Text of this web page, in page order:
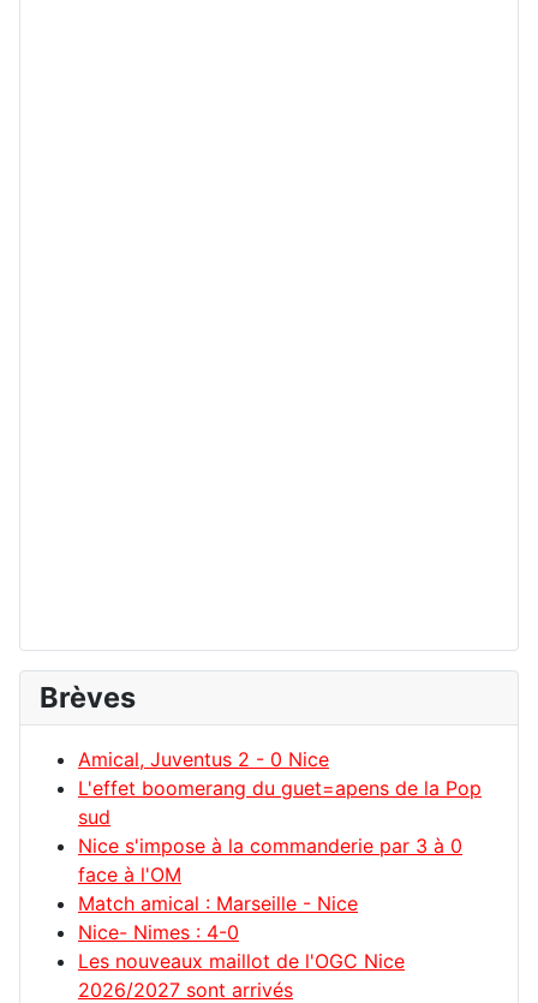
Brèves
Amical, Juventus 2 - 0 Nice
L'effet boomerang du guet=apens de la Pop
sud
Nice s'impose à la commanderie par 3 à 0
face à l'OM
Match amical : Marseille - Nice
Nice- Nimes : 4-0
Les nouveaux maillot de l'OGC Nice
2026/2027 sont arrivés